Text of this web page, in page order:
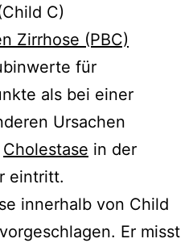
C)
Zirrhose (PBC)
für
als bei einer
Ursachen
Cholestase in der
eintritt.
innerhalb von Child
Er misst